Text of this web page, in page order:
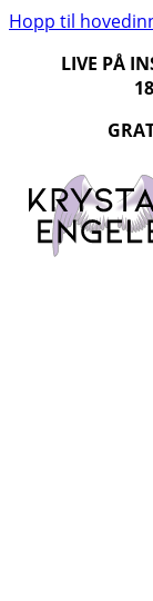
Hopp til
LIVE PÅ